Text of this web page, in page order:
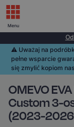
⚠️️ Uważaj na
pełne wsparcie
się zmylić kopiom
OMEVO
Custom 3-
(2023-
Menu